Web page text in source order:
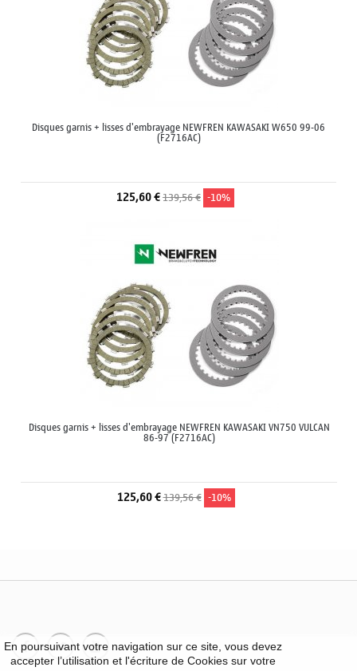
Disques garnis + lisses d'embrayage NEWFREN KAWASAKI W650 99-06
(F2716AC)
125,60 €139,56 € -10%
Disques garnis + lisses d'embrayage NEWFREN KAWASAKI VN750 VULCAN
86-97 (F2716AC)
125,60 €139,56 € -10%
En poursuivant votre navigation sur ce site, vous devez
accepter l’utilisation et l'écriture de Cookies sur votre